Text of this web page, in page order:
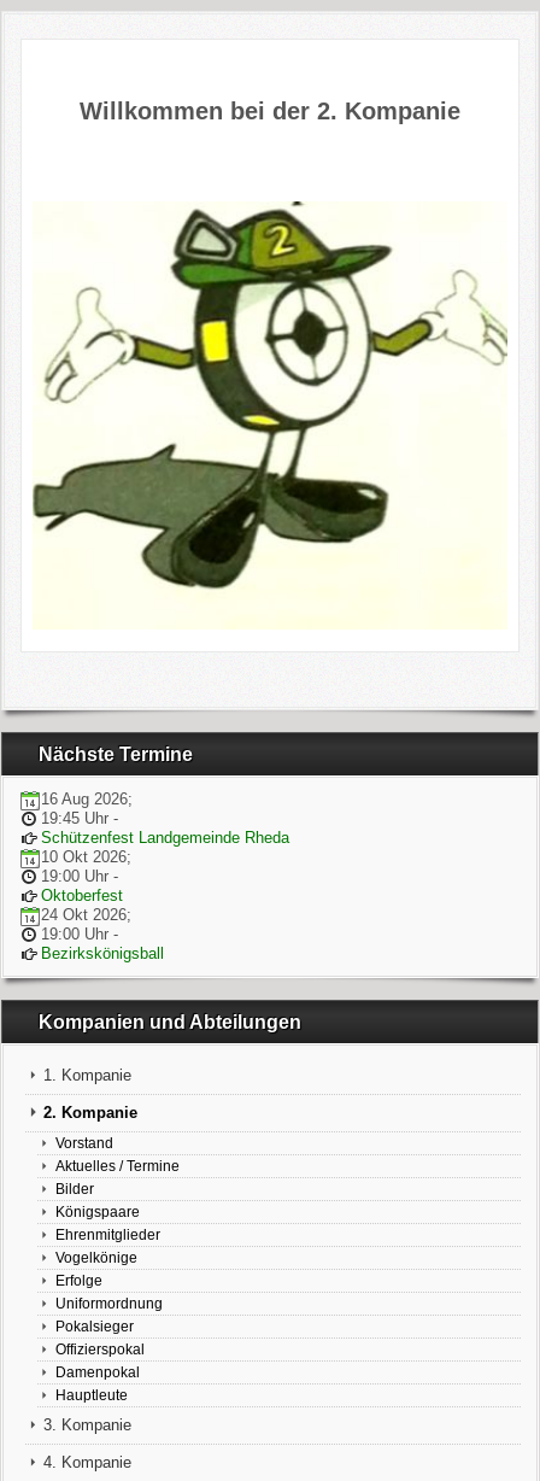
Willkommen bei der 2. Kompanie
Nächste Termine
16 Aug 2026;
19:45 Uhr-
Schützenfest Landgemeinde Rheda
10 Okt 2026;
19:00 Uhr-
Oktoberfest
24 Okt 2026;
19:00 Uhr-
Bezirkskönigsball
Kompanien und Abteilungen
1. Kompanie
2. Kompanie
Vorstand
Aktuelles / Termine
Bilder
Königspaare
Ehrenmitglieder
Vogelkönige
Erfolge
Uniformordnung
Pokalsieger
Offizierspokal
Damenpokal
Hauptleute
3. Kompanie
4. Kompanie